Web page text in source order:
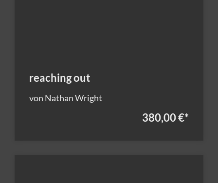
reaching out
von Nathan Wright
380,00 €*